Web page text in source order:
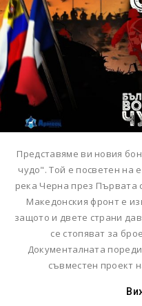
Представяме ви новия
чудо". Той е посветен на
река Черна през Първата
Македонския фронт е
защото и двете страни
се стопяват за
Документалната
съвместен проект